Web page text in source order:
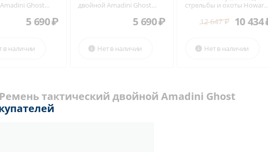
Ghost
5 690₽
в наличии
двойной Amadini Ghost
5 690₽
Нет в наличии

стрельбы и охоты Howard
(олива)12 647 ₽ 10 434
Нет в наличии

тактический двойной Amadini Ghost